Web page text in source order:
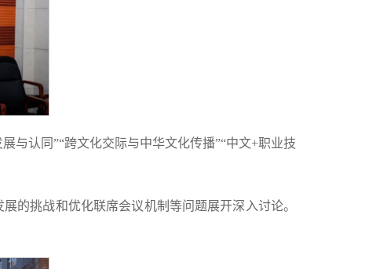
与认同”“跨文化交际与中华文化传播”“中文+职业技
的挑战和优化联席会议机制等问题展开深入讨论。